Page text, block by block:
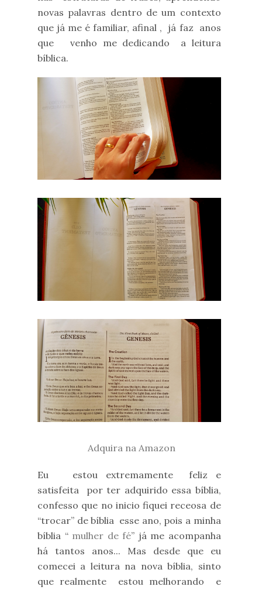
novas palavras dentro de um contexto
que já me é familiar, afinal , já faz anos
que venho me dedicando a leitura
bíblica.
Adquira na Amazon
Eu estou extremamente feliz e
satisfeita por ter adquirido essa bíblia,
confesso que no inicio fiquei receosa de
“trocar” de bíblia esse ano, pois a minha
bíblia “ mulher de fé” já me acompanha
há tantos anos... Mas desde que eu
comecei a leitura na nova bíblia, sinto
que realmente estou melhorando e